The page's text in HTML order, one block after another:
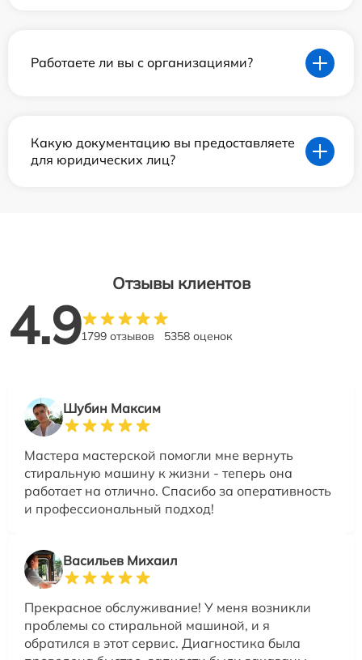
Работаете ли вы с организациями?
Какую документацию вы предоставляете
для юридических лиц?
Отзывы клиентов
4.91799 отзывов 5358 оценок
Шубин Максим
Мастера мастерской помогли мне вернуть
стиральную машину к жизни - теперь она
работает на отлично. Спасибо за оперативность
и профессиональный подход!
Васильев Михаил
Прекрасное обслуживание! У меня возникли
проблемы со стиральной машиной, и я
обратился в этот сервис. Диагностика была